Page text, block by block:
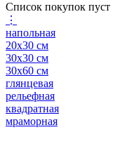
Список покупок пуст
⋮
напольная
20x30 см
30x30 см
30x60 см
глянцевая
рельефная
квадратная
мраморная